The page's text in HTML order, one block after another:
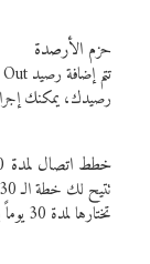
حزم الأرصدة
رصيدك، يمكنك
خطط اتصال لمدة 30 يومًا
تختارها لمدة 30 يوماً بأسعار فايبر المنخفضة.